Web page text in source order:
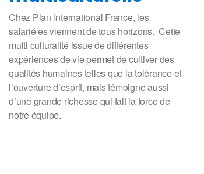
Chez Plan International France, les
salarié·es viennent de tous horizons. Cette
multi culturalité issue de différentes
expériences de vie permet de cultiver des
qualités humaines telles que la tolérance et
l’ouverture d’esprit, mais témoigne aussi
d’une grande richesse qui fait la force de
notre équipe.